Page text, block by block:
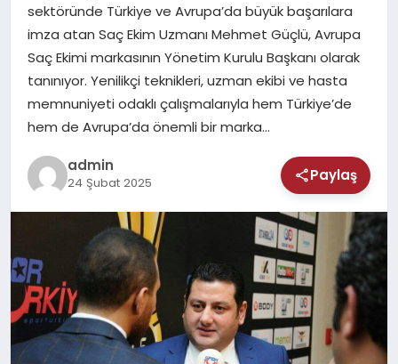
SAĞLIK
TEKNOLOJI
sektöründe Türkiye ve Avrupa’da büyük başarılara
imza atan Saç Ekim Uzmanı Mehmet Güçlü, Avrupa
Saç Ekimi markasının Yönetim Kurulu Başkanı olarak
tanınıyor. Yenilikçi teknikleri, uzman ekibi ve hasta
memnuniyeti odaklı çalışmalarıyla hem Türkiye’de
hem de Avrupa’da önemli bir marka…
admin
24 Şubat 2025 Paylaş